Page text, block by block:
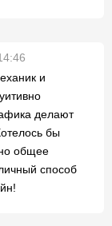
и
делают
бы
общее
способ